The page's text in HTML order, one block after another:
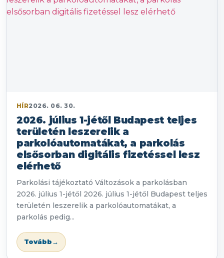
HÍR2026. 06. 30.
2026. július 1-jétől Budapest teljes
területén leszerelik a
parkolóautomatákat, a parkolás
elsősorban digitális fizetéssel lesz
elérhető
Parkolási tájékoztató Változások a parkolásban
2026. július 1-jétől 2026. július 1-jétől Budapest teljes
területén leszerelik a parkolóautomatákat, a
parkolás pedig...
Tovább→